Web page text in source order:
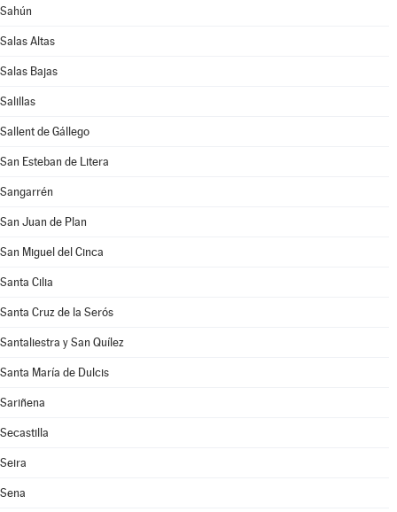
Sahún
Salas Altas
Salas Bajas
Salillas
Sallent de Gállego
San Esteban de Litera
Sangarrén
San Juan de Plan
San Miguel del Cinca
Santa Cilia
Santa Cruz de la Serós
Santaliestra y San Quílez
Santa María de Dulcis
Sariñena
Secastilla
Seira
Sena